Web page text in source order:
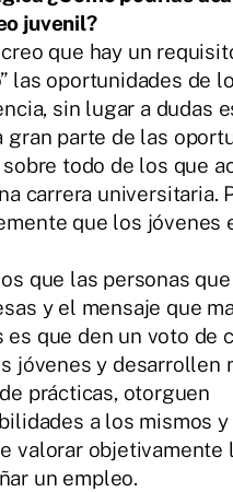
juvenil?
que hay un
las oportunidades de
sin lugar a dudas
gran parte de las
todo de los que
carrera universitaria.
que los jóvenes
que las personas
y el mensaje que
es que den un voto de
jóvenes y desarrollen
prácticas, otorguen
a los mismos y
valorar objetivamente
un empleo.